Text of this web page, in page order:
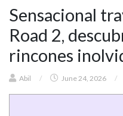
Sensacional
Road 2,
rincones
Abil / June 24, 2026 /